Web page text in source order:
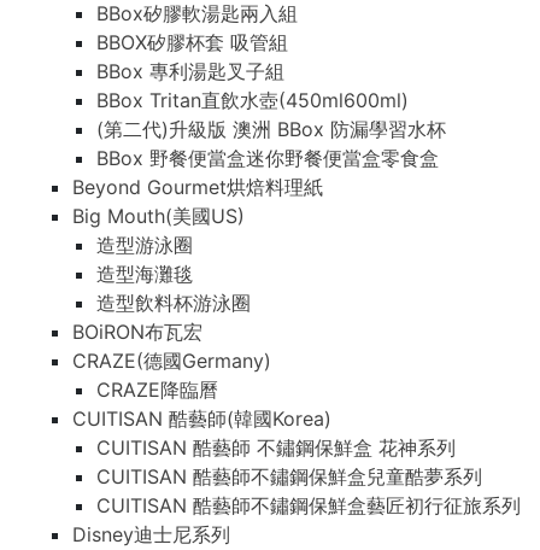
BBox矽膠軟湯匙兩入組
BBOX矽膠杯套 吸管組
BBox 專利湯匙叉子組
BBox Tritan直飲水壺(450ml600ml)
(第二代)升級版 澳洲 BBox 防漏學習水杯
BBox 野餐便當盒迷你野餐便當盒零食盒
Beyond Gourmet烘焙料理紙
Big Mouth(美國US)
造型游泳圈
造型海灘毯
造型飲料杯游泳圈
BOiRON布瓦宏
CRAZE(德國Germany)
CRAZE降臨曆
CUITISAN 酷藝師(韓國Korea)
CUITISAN 酷藝師 不鏽鋼保鮮盒 花神系列
CUITISAN 酷藝師不鏽鋼保鮮盒兒童酷夢系列
CUITISAN 酷藝師不鏽鋼保鮮盒藝匠初行征旅系列
Disney迪士尼系列